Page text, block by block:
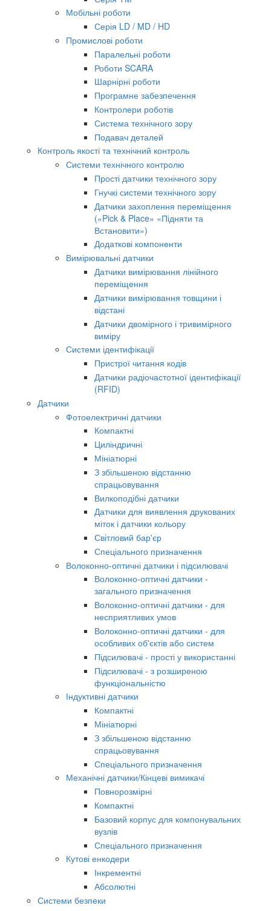
Мобільні роботи
Серія LD / MD / HD
Промислові роботи
Паралельні роботи
Роботи SCARA
Шарнірні роботи
Програмне забезпечення
Контролери роботів
Система технічного зору
Подавач деталей
Контроль якості та технічний контроль
Системи технічного контролю
Прості датчики технічного зору
Гнучкі системи технічного зору
Датчики захоплення переміщення
(«Pick & Place» «Підняти та
Встановити»)
Додаткові компоненти
Вимірювальні датчики
Датчики вимірювання лінійного
переміщення
Датчики вимірювання товщини і
відстані
Датчики двомірного і тривимірного
виміру
Системи ідентифікації
Пристрої читання кодів
Датчики радіочастотної ідентифікації
(RFID)
Датчики
Фотоелектричні датчики
Компактні
Циліндричні
Мініатюрні
З збільшеною відстанню
спрацьовування
Вилкоподібні датчики
Датчики для виявлення друкованих
міток і датчики кольору
Світловий бар'єр
Спеціального призначення
Волоконно-оптичні датчики і підсилювачі
Волоконно-оптичні датчики -
загального призначення
Волоконно-оптичні датчики - для
несприятливих умов
Волоконно-оптичні датчики - для
особливих об'єктів або систем
Підсилювачі - прості у використанні
Підсилювачі - з розширеною
функціональністю
Індуктивні датчики
Компактні
Мініатюрні
З збільшеною відстанню
спрацьовування
Спеціального призначення
Механічні датчики/Кінцеві вимикачі
Повнорозмірні
Компактні
Базовий корпус для компонувальних
вузлів
Спеціального призначення
Кутові енкодери
Інкрементні
Абсолютні
Системи безпеки